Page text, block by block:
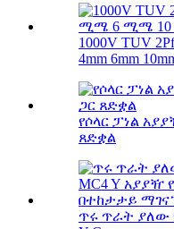
1000V TUV
4mm 6mm
የሶላር ፓነል
ጸድቋል
ጥሩ ጥራት ያለው